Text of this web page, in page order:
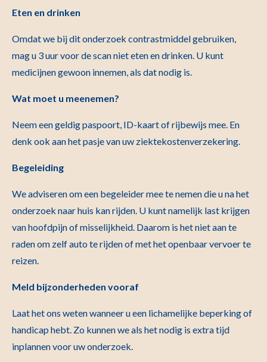
Eten en drinken
Omdat we bij dit onderzoek contrastmiddel gebruiken,
mag u 3 uur voor de scan niet eten en drinken. U kunt
medicijnen gewoon innemen, als dat nodig is.
Wat moet u meenemen?
Neem een geldig paspoort, ID-kaart of rijbewijs mee. En
denk ook aan het pasje van uw ziektekostenverzekering.
Begeleiding
We adviseren om een begeleider mee te nemen die u na het
onderzoek naar huis kan rijden. U kunt namelijk last krijgen
van hoofdpijn of misselijkheid. Daarom is het niet aan te
raden om zelf auto te rijden of met het openbaar vervoer te
reizen.
Meld bijzonderheden vooraf
Laat het ons weten wanneer u een lichamelijke beperking of
handicap hebt. Zo kunnen we als het nodig is extra tijd
inplannen voor uw onderzoek.